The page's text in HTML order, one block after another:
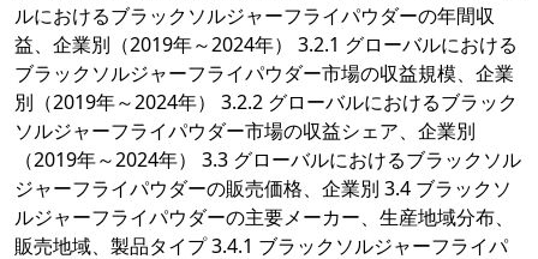
ルにおけるブラックソルジャーフライパウダーの年間収
益、企業別（2019年～2024年） 3.2.1 グローバルにおける
ブラックソルジャーフライパウダー市場の収益規模、企業
別（2019年～2024年） 3.2.2 グローバルにおけるブラック
ソルジャーフライパウダー市場の収益シェア、企業別
（2019年～2024年） 3.3 グローバルにおけるブラックソル
ジャーフライパウダーの販売価格、企業別 3.4 ブラックソ
ルジャーフライパウダーの主要メーカー、生産地域分布、
販売地域、製品タイプ 3.4.1 ブラックソルジャーフライパ